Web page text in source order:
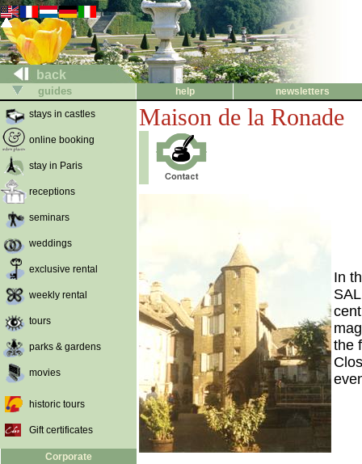
back
guides help
newsletters
stays in castles
online booking
stay in Paris
receptions
seminars
weddings
exclusive rental
weekly rental
tours
parks & gardens
movies
historic tours
Gift certificates
Corporate
Maison de la Ronade
In
the